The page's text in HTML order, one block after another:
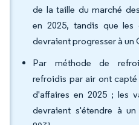
de la taille du marché
en 2025, tandis que les
devraient progresser à un
Par méthode de
refroidis par air ont
d'affaires en 2025 ; les
devraient s'étendre à